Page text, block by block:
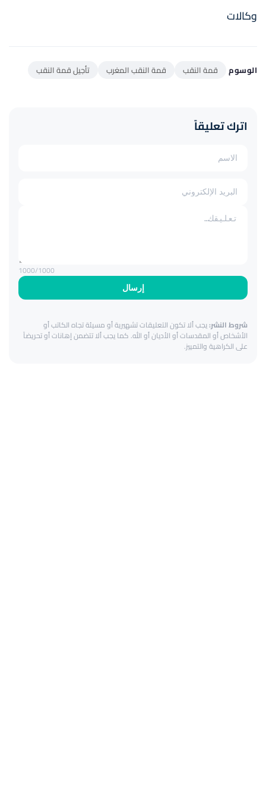
وكالات
الوسوم قمة النقب قمة النقب المغرب تأجيل قمة النقب
اترك تعليقاً
إرسال
1000/1000
شروط النشر:يجب ألا تكون التعليقات تشهيرية أو مسيئة تجاه الكاتب أو
الأشخاص أو المقدسات أو الأديان أو الله. كما يجب ألا تتضمن إهانات أو تحريضاً
على الكراهية والتمييز.